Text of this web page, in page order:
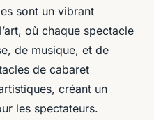
sont un vibrant
où chaque spectacle
de musique, et de
de cabaret
créant un
les spectateurs.